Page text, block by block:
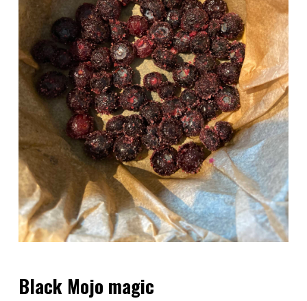
Black Mojo magic